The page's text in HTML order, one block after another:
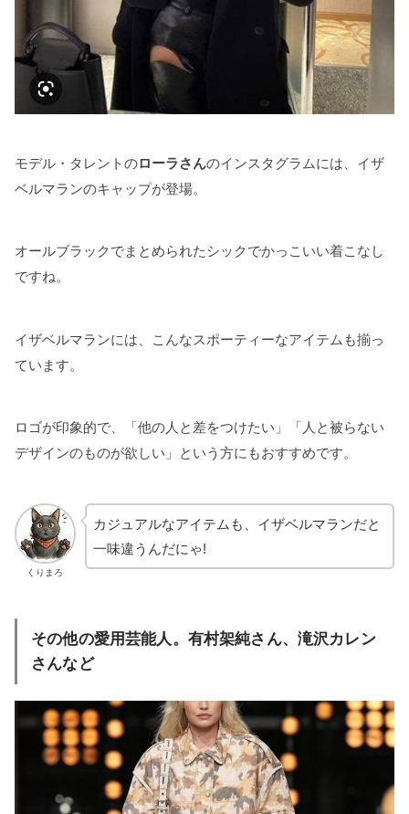
モデル・タレントのローラさんのインスタグラムには、イザ
ベルマランのキャップが登場。
オールブラックでまとめられたシックでかっこいい着こなし
ですね。
イザベルマランには、こんなスポーティーなアイテムも揃っ
ています。
ロゴが印象的で、「他の人と差をつけたい」「人と被らない
デザインのものが欲しい」という方にもおすすめです。
くりまろ
カジュアルなアイテムも、イザベルマランだと
一味違うんだにゃ!
その他の愛用芸能人。有村架純さん、滝沢カレン
さんなど